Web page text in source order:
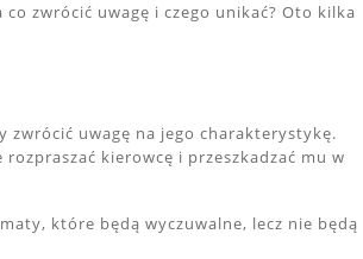
zwrócić uwagę i czego unikać? Oto kilka
zwrócić uwagę na jego charakterystykę.
kierowcę i przeszkadzać mu w
które będą wyczuwalne, lecz nie będą